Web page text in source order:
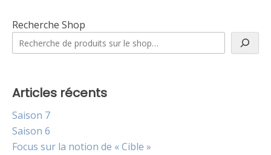
Recherche Shop
Articles récents
Saison 7
Saison 6
Focus sur la notion de « Cible »